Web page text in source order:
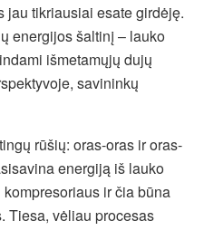
jau tikriausiai esate girdėję.
energijos šaltinį – lauko
išmetamųjų dujų
savininkų
rūšių: oras-oras ir oras-
energiją iš lauko
ir čia būna
Tiesa, vėliau procesas